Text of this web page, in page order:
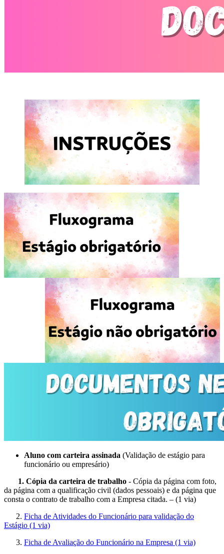
Aluno com carteira assinada (Validação de estágio para
funcionário ou empresário)
1. Cópia da carteira de trabalho - Cópia da página com foto,
da página com a qualificação civil (dados pessoais) e da página que
consta o contrato de trabalho com a Empresa citada. – (1 via)
2. Ficha de Atividades do Funcionário para validação do
Estágio (1 via)
3. Ficha de Avaliação do Funcionário na Empresa (1 via)